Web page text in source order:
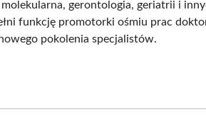
gerontologia, geriatrii i
funkcję promotorki ośmiu prac
pokolenia specjalistów.